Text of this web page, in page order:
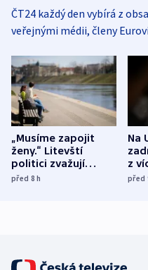
ČT24 každý den vybírá z
veřejnými médii, členy
„Musíme zapojit
ženy.“ Litevští
politici zvažují
dohodu o
před 8h
Na
z
před